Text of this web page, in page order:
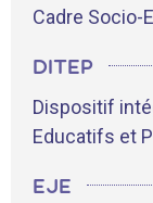
Cadre Socio-
DITEP
Dispositif
Educatifs et
EJE